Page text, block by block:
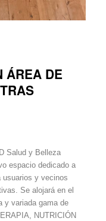
ÁREA DE
Salud y Belleza
espacio dedicado a
usuarios y vecinos
Se alojará en el
y variada gama de
NUTRICIÓN